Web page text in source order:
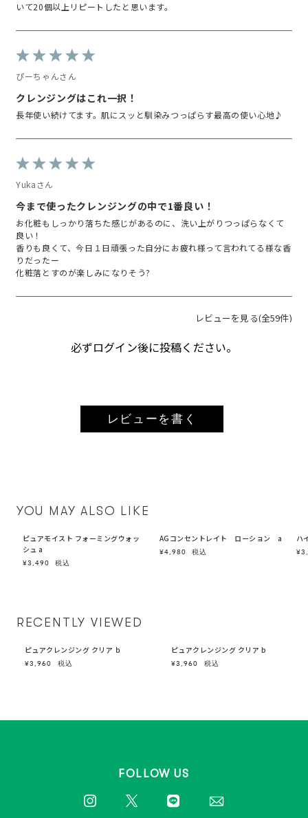
いて20個以上リピートしたと思います。
ぴーちゃんさん
クレンジングはこれ一択！
長年使い続けてます。肌にスッと馴染みつっぱらす最高の使い心地♪
Yukaさん
今まで使ったクレンジングの中で1番良い！
お化粧もしっかり落ちた感じがあるのに、洗い上がりつっぱらなくて
良い！
香りも良くて、今日１日頑張った自分にお疲れ様って言われてる様な香
りだったー
化粧落とすのが楽しみになりそう?
レビューを見る(全59件)
必ずログイン後に投稿ください。
レビューを書く
YOU MAY ALSO LIKE
ウォッ AGコンセントレイト ローション a ハイドレイティング ローション a
¥3,940
RECENTLY VIEWED
ピュアクレンジング クリア ｂ
¥3,960 税込
ピュアクレンジング クリア b
¥3,960 税込
FOLLOW US